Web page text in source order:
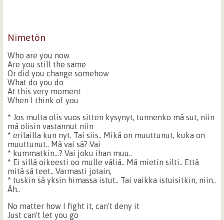
Nimetön
Who are you now
Are you still the same
Or did you change somehow
What do you do
At this very moment
When I think of you
* Jos multa olis vuos sitten kysynyt, tunnenko mä sut, niin
mä olisin vastannut niin
* erilailla kun nyt. Tai siis.. Mikä on muuttunut, kuka on
muuttunut.. Mä vai sä? Vai
* kummatkin...? Vai joku ihan muu..
* Ei sillä oikeesti oo mulle väliä.. Mä mietin silti.. Että
mitä sä teet.. Varmasti jotain,
* tuskin sä yksin himassa istut.. Tai vaikka istuisitkin, niin..
Äh..
No matter how I fight it, can't deny it
Just can't let you go